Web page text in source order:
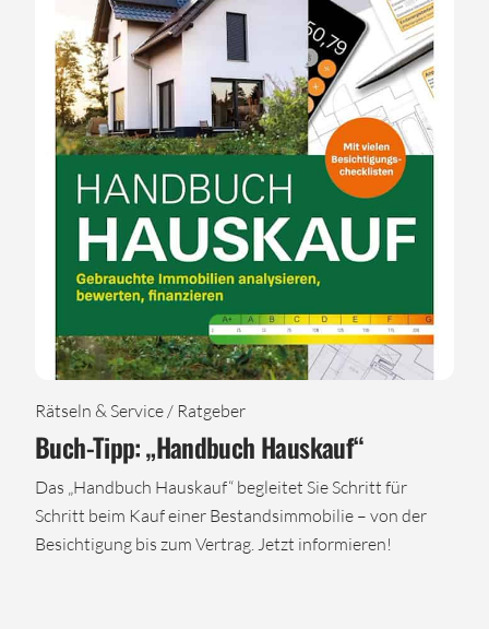
Rätseln & Service / Ratgeber
Buch-Tipp: „Handbuch Hauskauf“
Das „Handbuch Hauskauf“ begleitet Sie Schritt für
Schritt beim Kauf einer Bestandsimmobilie – von der
Besichtigung bis zum Vertrag. Jetzt informieren!